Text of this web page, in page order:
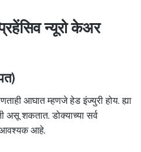
न्यूरो केअर
आघात म्हणजे हेड इंज्युरी होय. ह्या
असू शकतात. डोक्याच्या सर्व
आवश्यक आहे.